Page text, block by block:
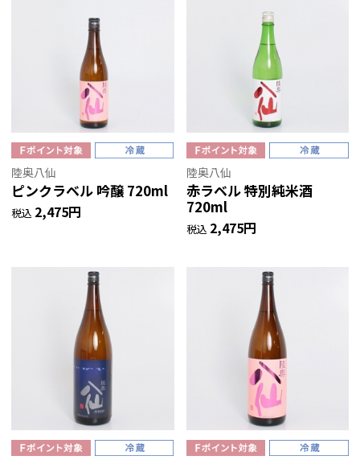
陸奥八仙
ピンクラベル 吟醸 720ml
税込 2,475円
陸奥八仙
赤ラベル 特別純米酒
720ml
税込 2,475円